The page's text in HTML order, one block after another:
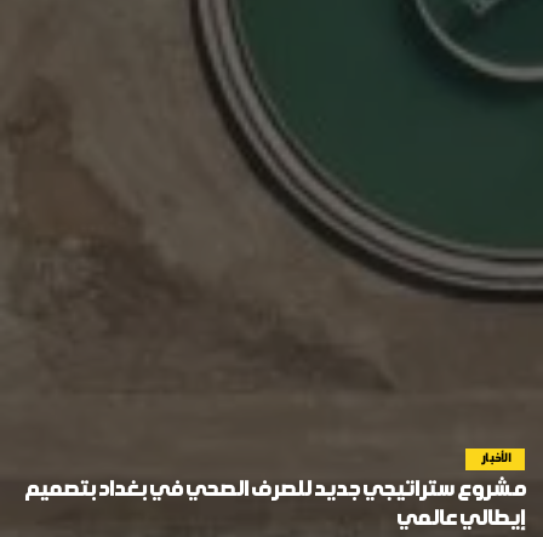
الأخبار
مشروع ستراتيجي جديد للصرف الصحي في بغداد بتصميم
إيطالي عالمي